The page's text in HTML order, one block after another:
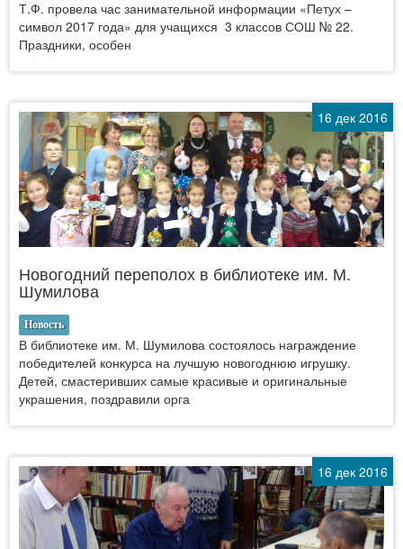
Т.Ф. провела час занимательной информации «Петух –
символ 2017 года» для учащихся 3 классов СОШ № 22.
Праздники, особен
16 дек 2016
Новогодний переполох в библиотеке им. М.
Шумилова
Новость
В библиотеке им. М. Шумилова состоялось награждение
победителей конкурса на лучшую новогоднюю игрушку.
Детей, смастеривших самые красивые и оригинальные
украшения, поздравили орга
16 дек 2016